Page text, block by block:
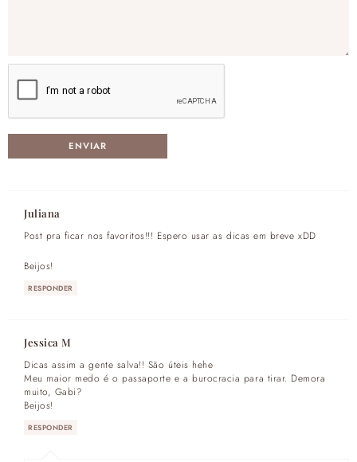
Juliana
Post pra ficar nos favoritos!!! Espero usar as dicas em breve xDD
Beijos!
RESPONDER
Jessica M
Dicas assim a gente salva!! São úteis hehe
Meu maior medo é o passaporte e a burocracia para tirar. Demora
muito, Gabi?
Beijos!
RESPONDER